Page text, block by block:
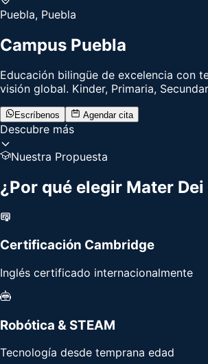
Puebla, Puebla
Campus Puebla
Educación bilingüe de excelencia con
visión global. Kinder, Primaria,
Escríbenos Agendar cita
Descubre más
Nuestra Propuesta
¿Por qué elegir Mater
Certificación Cambridge
Inglés certificado internacionalmente
Robótica & STEAM
Tecnología desde temprana edad